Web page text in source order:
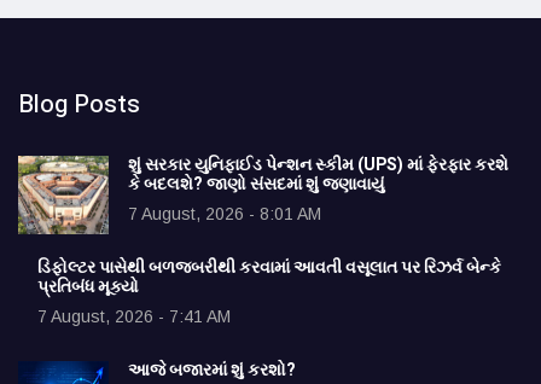
Blog Posts
શું સરકાર યુનિફાઈડ પેન્શન સ્કીમ (UPS) માં ફેરફાર કરશે
કે બદલશે? જાણો સંસદમાં શું જણાવાયું
7 August, 2026 - 8:01 AM
ડિફોલ્ટર પાસેથી બળજબરીથી કરવામાં આવતી વસૂલાત પર રિઝર્વ બેન્કે
પ્રતિબંધ મૂક્યો
7 August, 2026 - 7:41 AM
આજે બજારમાં શું કરશો?